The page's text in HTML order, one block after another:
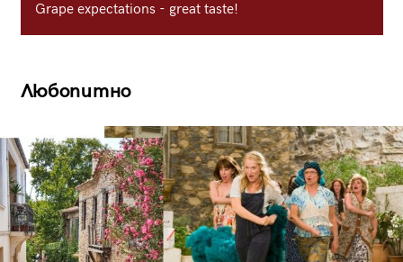
Grape expectations - great taste!
Любопитно